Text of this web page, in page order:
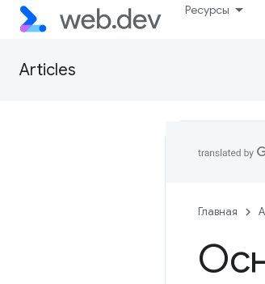
Ресурсы
Articles
Главная